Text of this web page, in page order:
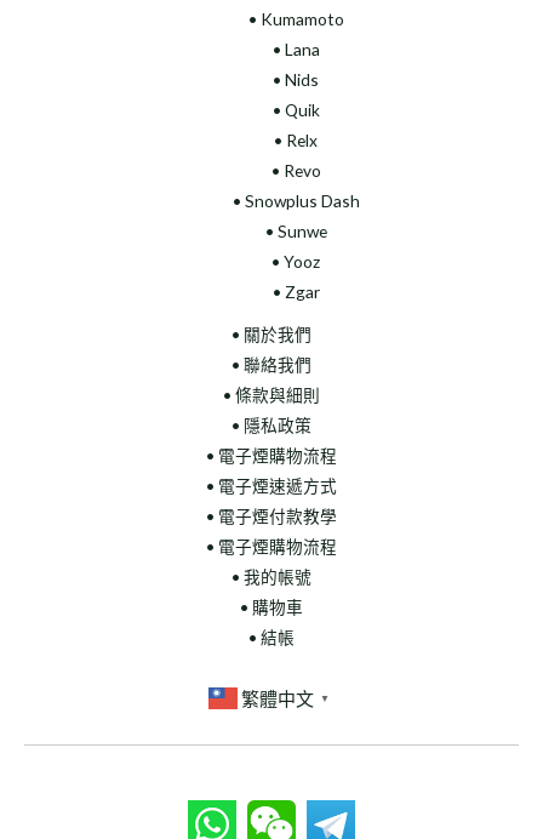
• Kumamoto
• Lana
• Nids
• Quik
• Relx
• Revo
• Snowplus Dash
• Sunwe
• Yooz
• Zgar
• 關於我們
• 聯絡我們
• 條款與細則
• 隱私政策
• 電子煙購物流程
• 電子煙速遞方式
• 電子煙付款教學
• 電子煙購物流程
• 我的帳號
• 購物車
• 結帳
繁體中文 ▼